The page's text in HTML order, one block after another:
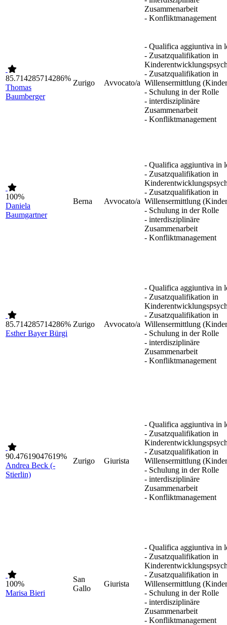
Zusammenarbeit
- Konfliktmanagement
85.714285714286%
Thomas
Baumberger
Zurigo Avvocato/a
- Qualifica aggiuntiva in
- Zusatzqualifikation in
- Zusatzqualifikation in
Willensermittlung
- Schulung in der Rolle
- interdisziplinäre
Zusammenarbeit
- Konfliktmanagement
100%
Daniela
Baumgartner
Berna Avvocato/a
- Qualifica aggiuntiva in
- Zusatzqualifikation in
- Zusatzqualifikation in
Willensermittlung
- Schulung in der Rolle
- interdisziplinäre
Zusammenarbeit
- Konfliktmanagement
85.714285714286%
Esther Bayer Bürgi
Zurigo Avvocato/a
- Qualifica aggiuntiva in
- Zusatzqualifikation in
- Zusatzqualifikation in
Willensermittlung
- Schulung in der Rolle
- interdisziplinäre
Zusammenarbeit
- Konfliktmanagement
90.47619047619%
Andrea Beck (-
Stierlin)
Zurigo Giurista
- Qualifica aggiuntiva in
- Zusatzqualifikation in
- Zusatzqualifikation in
Willensermittlung
- Schulung in der Rolle
- interdisziplinäre
Zusammenarbeit
- Konfliktmanagement
100%
Marisa Bieri
San
Gallo
Giurista
- Qualifica aggiuntiva in
- Zusatzqualifikation in
- Zusatzqualifikation in
Willensermittlung
- Schulung in der Rolle
- interdisziplinäre
Zusammenarbeit
- Konfliktmanagement